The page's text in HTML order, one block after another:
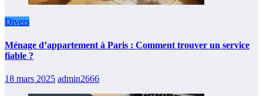
Divers
Ménage d’appartement à Paris : Comment trouver un service
fiable ?
18 mars 2025 admin2666